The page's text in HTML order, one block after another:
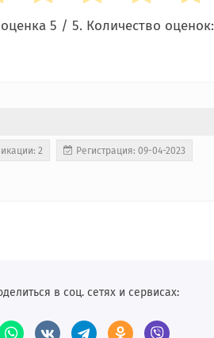
5 / 5. Количество оценок:
2 Регистрация: 09-04-2023
в соц. сетях и сервисах: